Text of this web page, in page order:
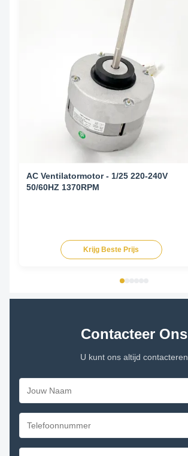
AC Ventilatormotor - 1/25 220-240V
50/60HZ 1370RPM
Krijg Beste Prijs
Contacteer Ons
U kunt ons altijd contacteren